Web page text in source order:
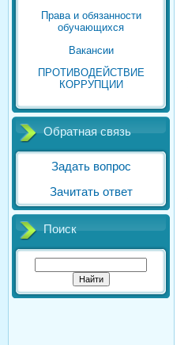
Права и обязанности
обучающихся
Вакансии
ПРОТИВОДЕЙСТВИЕ
КОРРУПЦИИ
Обратная связь
Задать вопрос
Зачитать ответ
Поиск